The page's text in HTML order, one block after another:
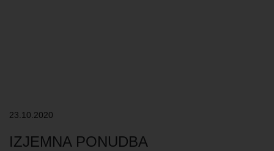
23.10.2020
IZJEMNA PONUDBA